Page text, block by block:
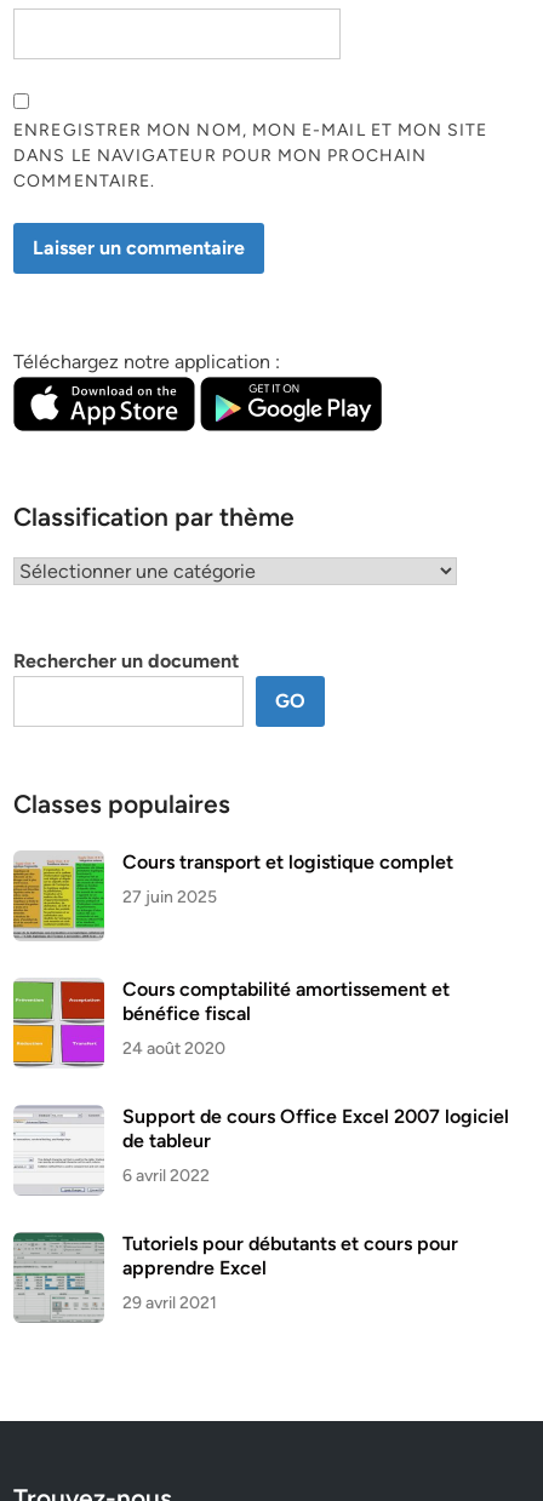
ENREGISTRER MON NOM, MON E-MAIL ET MON SITE
DANS LE NAVIGATEUR POUR MON PROCHAIN
COMMENTAIRE.
Téléchargez notre application :
Classification par thème
Classification
Rechercher un document
GO
Classes populaires
Cours transport et logistique complet
27 juin 2025
Cours comptabilité amortissement et
bénéfice fiscal
24 août 2020
Support de cours Office Excel 2007 logiciel
de tableur
6 avril 2022
Tutoriels pour débutants et cours pour
apprendre Excel
29 avril 2021